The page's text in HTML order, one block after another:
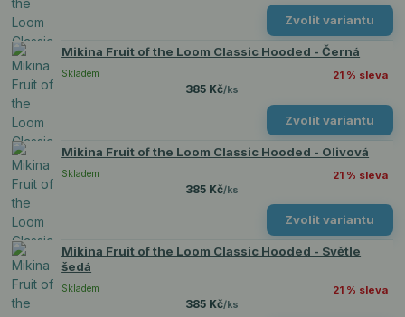
Zvolit variantu
Mikina Fruit of the Loom Classic Hooded - Černá
21 % sleva
385 Kč/ks
Skladem
Zvolit variantu
Mikina Fruit of the Loom Classic Hooded - Olivová
21 % sleva
385 Kč/ks
Skladem
Zvolit variantu
Mikina Fruit of the Loom Classic Hooded - Světle
šedá
21 % sleva
385 Kč/ks
Skladem